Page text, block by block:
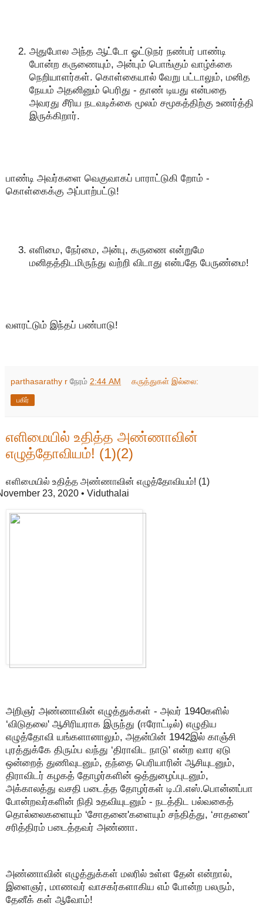
அதுபோல அந்த ஆட்டோ ஓட்டுநர் நண்பர் பாண்டி
போன்ற கருணையும், அன்பும் பொங்கும் வாழ்க்கை
நெறியாளர்கள். கொள்கையால் வேறு பட்டாலும், மனித
நேயம் அதனினும் பெரிது - தாண் டியது என்பதை
அவரது சீரிய நடவடிக்கை மூலம் சமூகத்திற்கு உணர்த்தி
இருக்கிறார்.
பாண்டி அவர்களை வெகுவாகப் பாராட்டுகி றோம் -
கொள்கைக்கு அப்பாற்பட்டு!
எளிமை, நேர்மை, அன்பு, கருணை என்றுமே
மனிதத்திடமிருந்து வற்றி விடாது என்பதே பேருண்மை!
வளரட்டும் இந்தப் பண்பாடு!
parthasarathy r நேரம் 2:44 AM கருத்துகள் இல்லை:
பகிர்
எளிமையில் உதித்த அண்ணாவின்
எழுத்தோவியம்! (1)(2)
எளிமையில் உதித்த அண்ணாவின் எழுத்தோவியம்! (1)
23, 2020• Viduthalai
அறிஞர் அண்ணாவின் எழுத்துக்கள் - அவர் 1940களில்
‘விடுதலை' ஆசிரியராக இருந்து (ஈரோட்டில்) எழுதிய
எழுத்தோவி யங்களானாலும், அதன்பின் 1942இல் காஞ்சி
புரத்துக்கே திரும்ப வந்து ‘திராவிட நாடு' என்ற வார ஏடு
ஒன்றைத் துணிவுடனும், தந்தை பெரியாரின் ஆசியுடனும்,
திராவிடர் கழகத் தோழர்களின் ஒத்துழைப்புடனும்,
அக்காலத்து வசதி படைத்த தோழர்கள் டி.பி.எஸ்.பொன்னப்பா
போன்றவர்களின் நிதி உதவியுடனும் - நடத்திட பல்வகைத்
தொல்லைகளையும் ‘சோதனை'களையும் சந்தித்து, ‘சாதனை'
சரித்திரம் படைத்தவர் அண்ணா.
அண்ணாவின் எழுத்துக்கள் மலரில் உள்ள தேன் என்றால்,
இளைஞர், மாணவர் வாசகர்களாகிய எம் போன்ற பலரும்,
தேனீக் கள் ஆவோம்!